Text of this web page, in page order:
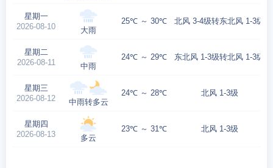
星期一
2026-08-10
大雨
25℃ ～ 30℃ 北风 3-4级转东北风 1-3级
星期二
2026-08-11
中雨
24℃ ～ 29℃ 东北风 1-3级转北风 1-3级
星期三
2026-08-12
中雨转多云
24℃ ～ 28℃ 北风 1-3级
星期四
2026-08-13
多云
23℃ ～ 31℃ 北风 1-3级